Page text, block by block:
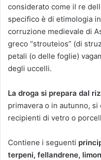
considerato come il re
specifico è di etimologia
corruzione medievale di
greco “strouteios” (di
petali (o delle foglie)
degli uccelli.
La droga si prepara dal
primavera o in autunno,
recipienti di vetro o
Contiene i seguenti
terpeni, fellandrene,